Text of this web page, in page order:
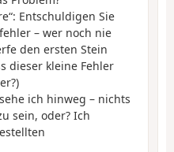
Entschuldigen Sie
– wer noch nie
den ersten Stein
dieser kleine Fehler
ich hinweg – nichts
sein, oder? Ich